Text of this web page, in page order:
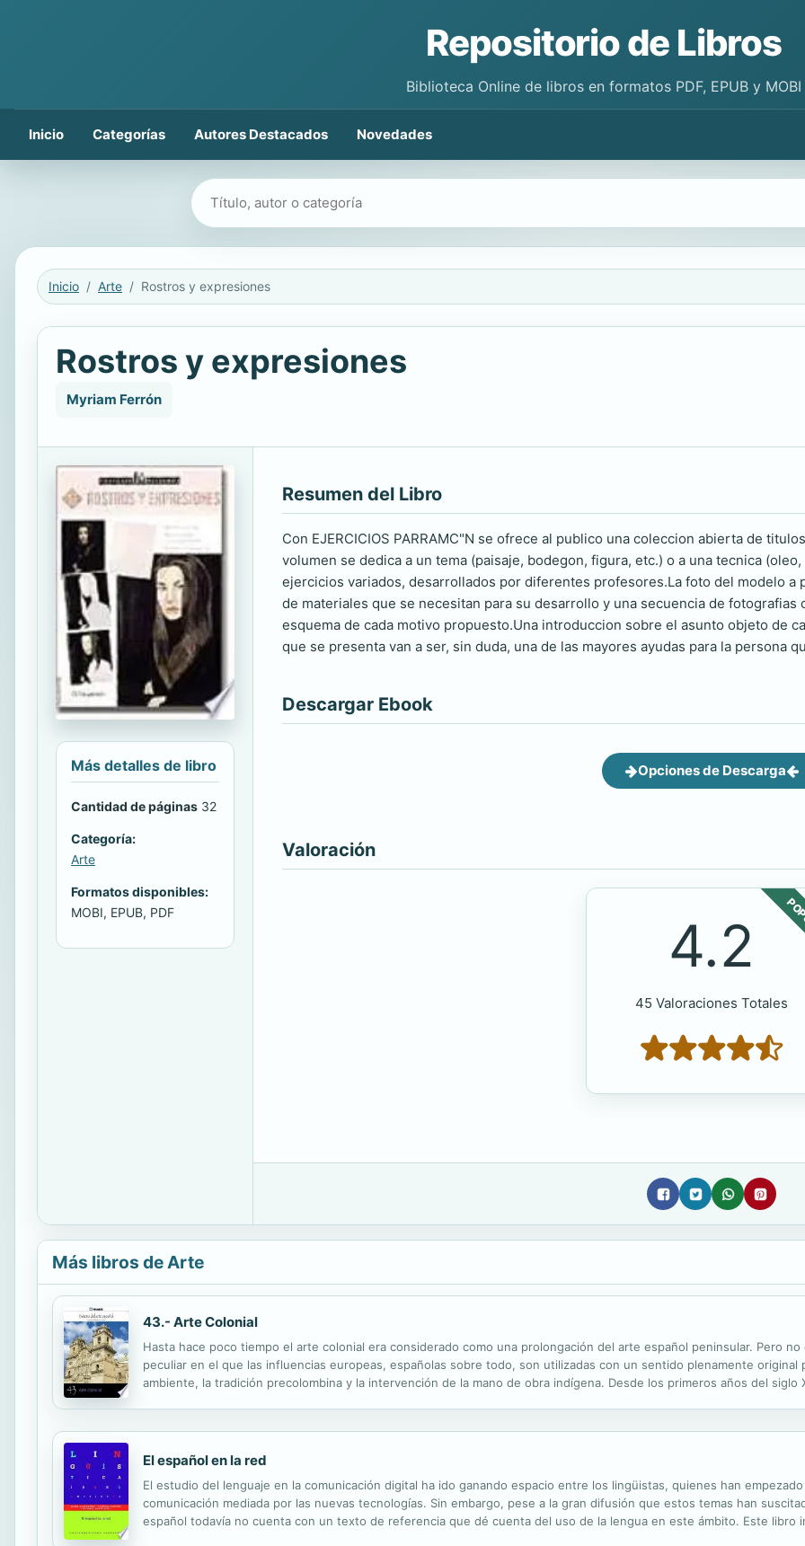
Repositorio de Libros
Biblioteca Online de libros en formatos PDF, EPUB y MOBI
Inicio Categorías Autores Destacados Novedades
Buscar libros
Inicio Arte Rostros y expresiones
Rostros y expresiones
Myriam Ferrón
Más detalles de libro
Cantidad de páginas 32
Categoría:
Arte
Formatos disponibles:
MOBI, EPUB, PDF
Resumen del Libro
Con EJERCICIOS PARRAMC"N se ofrece al publico una coleccion abierta de
volumen se dedica a un tema (paisaje, bodegon, figura, etc.) o a una tecnica
ejercicios variados, desarrollados por diferentes profesores.La foto del modelo a
de materiales que se necesitan para su desarrollo y una secuencia de
esquema de cada motivo propuesto.Una introduccion sobre el asunto objeto de
que se presenta van a ser, sin duda, una de las mayores ayudas para la persona
Descargar Ebook
Opciones de Descarga
Valoración
4.2
45 Valoraciones Totales
Más libros de Arte
43.- Arte Colonial
Hasta hace poco tiempo el arte colonial era considerado como una prolongación del arte español peninsular. Pero
peculiar en el que las influencias europeas, españolas sobre todo, son utilizadas con un sentido plenamente
ambiente, la tradición precolombina y la intervención de la mano de obra indígena. Desde los primeros años del siglo
El español en la red
El estudio del lenguaje en la comunicación digital ha ido ganando espacio entre los lingüistas, quienes han
comunicación mediada por las nuevas tecnologías. Sin embargo, pese a la gran difusión que estos temas han
español todavía no cuenta con un texto de referencia que dé cuenta del uso de la lengua en este ámbito. Este libro